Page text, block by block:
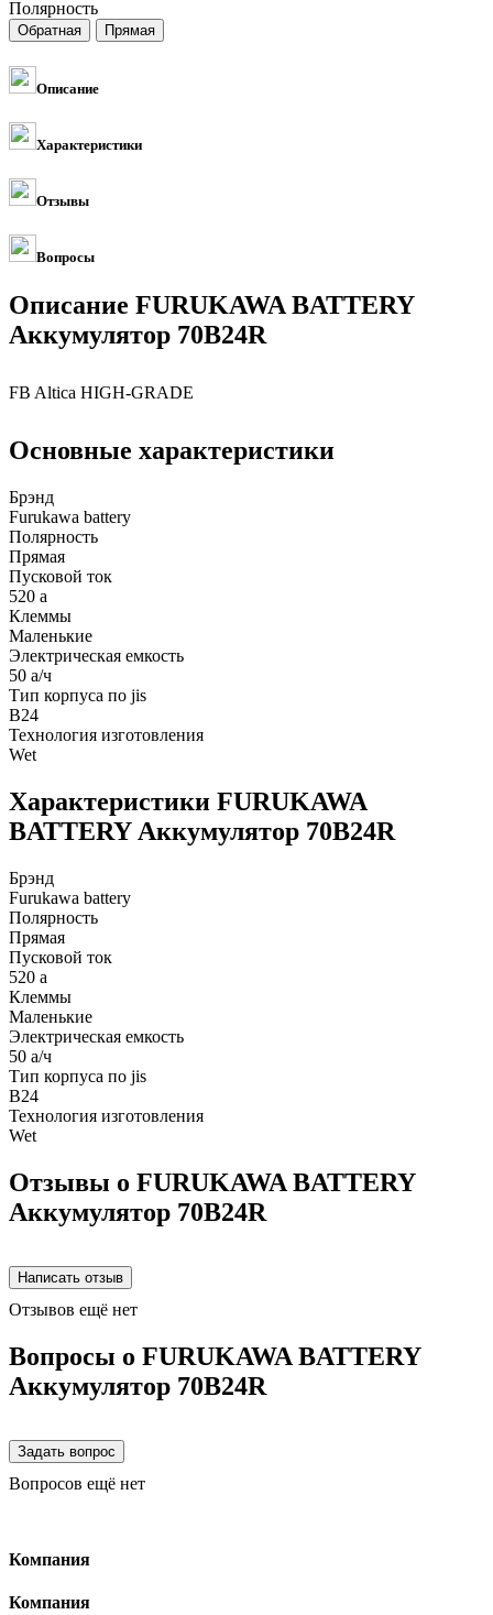
Полярность
Описание
Характеристики
Отзывы
Вопросы
Описание FURUKAWA BATTERY
Аккумулятор 70B24R
FB Altica HIGH-GRADE
Основные характеристики
Брэнд
Furukawa battery
Полярность
Прямая
Пусковой ток
520 а
Клеммы
Маленькие
Электрическая емкость
50 а/ч
Тип корпуса по jis
B24
Технология изготовления
Wet
Характеристики FURUKAWA
BATTERY Аккумулятор 70B24R
Брэнд
Furukawa battery
Полярность
Прямая
Пусковой ток
520 а
Клеммы
Маленькие
Электрическая емкость
50 а/ч
Тип корпуса по jis
B24
Технология изготовления
Wet
Отзывы о FURUKAWA BATTERY
Аккумулятор 70B24R
Отзывов ещё нет
Вопросы о FURUKAWA BATTERY
Аккумулятор 70B24R
Вопросов ещё нет
Компания
Компания